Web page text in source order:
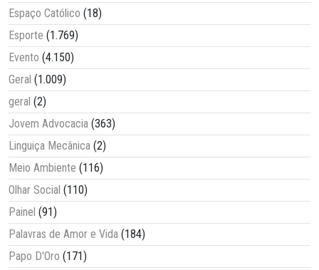
Espaço Católico (18)
Esporte (1.769)
Evento (4.150)
Geral (1.009)
geral (2)
Jovem Advocacia (363)
Linguiça Mecânica (2)
Meio Ambiente (116)
Olhar Social (110)
Painel (91)
Palavras de Amor e Vida (184)
Papo D'Oro (171)